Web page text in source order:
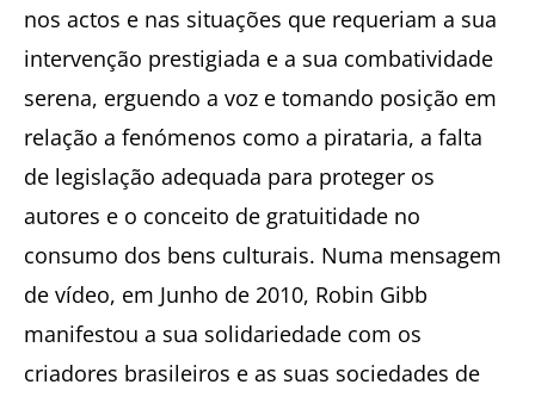
nos actos e nas situações que requeriam a sua
intervenção prestigiada e a sua combatividade
serena, erguendo a voz e tomando posição em
relação a fenómenos como a pirataria, a falta
de legislação adequada para proteger os
autores e o conceito de gratuitidade no
consumo dos bens culturais. Numa mensagem
de vídeo, em Junho de 2010, Robin Gibb
manifestou a sua solidariedade com os
criadores brasileiros e as suas sociedades de